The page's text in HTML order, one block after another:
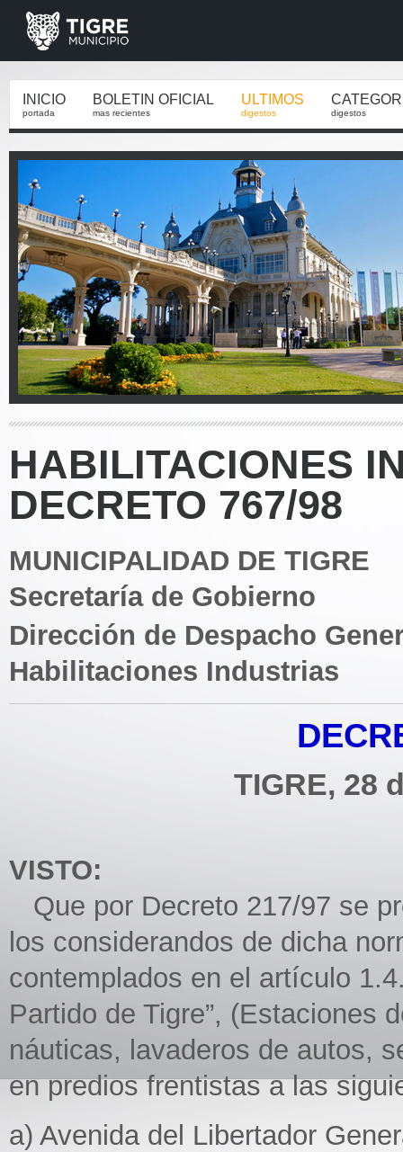
INICIO
portada
BOLETIN OFICIAL
mas recientes
ULTIMOS
digestos digestos
HABILITACIONES
DECRETO 767/98
MUNICIPALIDAD DE TIGRE
Secretaría de Gobierno
Dirección de Despacho
Habilitaciones Industrias
TIGRE, 28
VISTO:
Que por Decreto 217/97 se
los considerandos de dicha
contemplados en el artículo
Partido de Tigre”, (Estaciones
náuticas, lavaderos de autos,
en predios frentistas a las
a) Avenida del Libertador